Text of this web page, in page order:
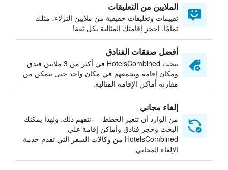
الملايين من التعليقات
تقييمات وتعليقات حقيقية من ملايين النزلاء، مثلك
تمامًا. احجز إقامتك المثالية بكل ثقة!
أفضل صفقات الفنادق
يبحث HotelsCombined في أكثر من 3 ملايين فندق
ومكان إقامة ويجمعهم في مكان واحد حتى تتمكن من
مقارنة أماكن الإقامة المثالية.
إلغاء مجاني
من الوارد أن تتغير الخطط — نتفهم ذلك. ولهذا يمكنك
البحث وحجز فنادق وأماكن إقامة على
HotelsCombined من وكالات السفر التي تقدم خدمة
الإلغاء المجاني